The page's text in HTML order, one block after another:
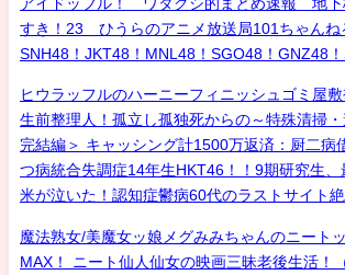
アイドッフル！ ワタクシ的まとめ速報 地下
すき！23 ひうらのアニメ放送局101ちゃん
SNH48！JKT48！MNL48！SGO48！GNZ48
ヒウラッフルのハーニーフィニッシュゴミ屋敷
生前整理人！孤立し孤独死からの～特殊清掃
完結編＞ キャッシング計1500万返済：厨二病
つ病統合失調症14年生HKT46！！9期研究生
米が泣いた！認知症鬱病60代のラストサイト
魔法熟女/美魔女ッ娘メグみみちゃんのニート
MAX！ ニート仙人仙女の映画三昧老後生活！